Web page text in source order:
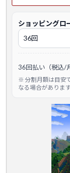
ショッピングロ
36回払い（税込/
※ 分割月額は目安
なる場合があります